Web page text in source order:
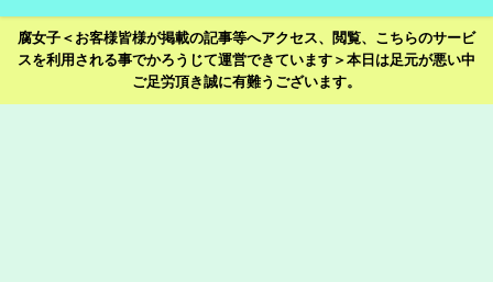
腐女子＜お客様皆様が掲載の記事等へアクセス、閲覧、こちらのサービ
スを利用される事でかろうじて運営できています＞本日は足元が悪い中
ご足労頂き誠に有難うございます。